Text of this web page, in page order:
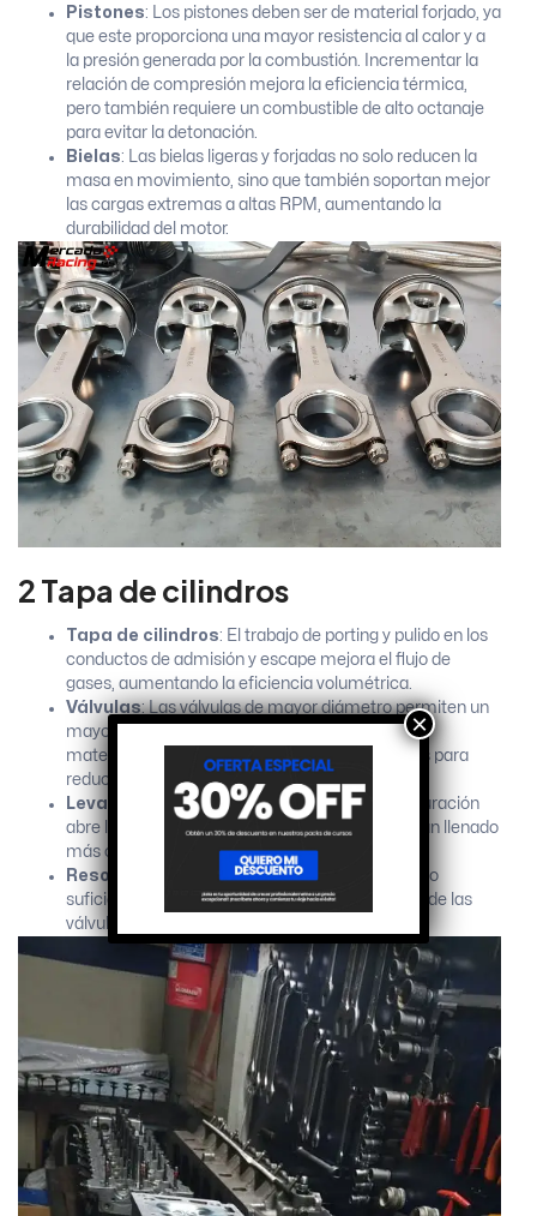
Pistones: Los pistones deben ser de material forjado, ya
que este proporciona una mayor resistencia al calor y a
la presión generada por la combustión. Incrementar la
relación de compresión mejora la eficiencia térmica,
pero también requiere un combustible de alto octanaje
para evitar la detonación.
Bielas: Las bielas ligeras y forjadas no solo reducen la
masa en movimiento, sino que también soportan mejor
las cargas extremas a altas RPM, aumentando la
durabilidad del motor.
2 Tapa de cilindros
Tapa de cilindros: El trabajo de porting y pulido en los
conductos de admisión y escape mejora el flujo de
gases, aumentando la eficiencia volumétrica.
Válvulas: Las válvulas de mayor diámetro permiten un
mayor flujo de aire y gases de escape. Además,
materiales como el titanio pueden ser utilizados para
reducir el peso.
Levas
: Un árbol de levas con mayor alzada y duración
abre las válvulas por más tiempo, permitiendo un llenado
más completo del cilindro a altas RPM.
Resortes de válvula: Los resortes deben ser lo
suficientemente fuertes para evitar la flotación de las
válvulas, incluso a las RPM más altas.
×